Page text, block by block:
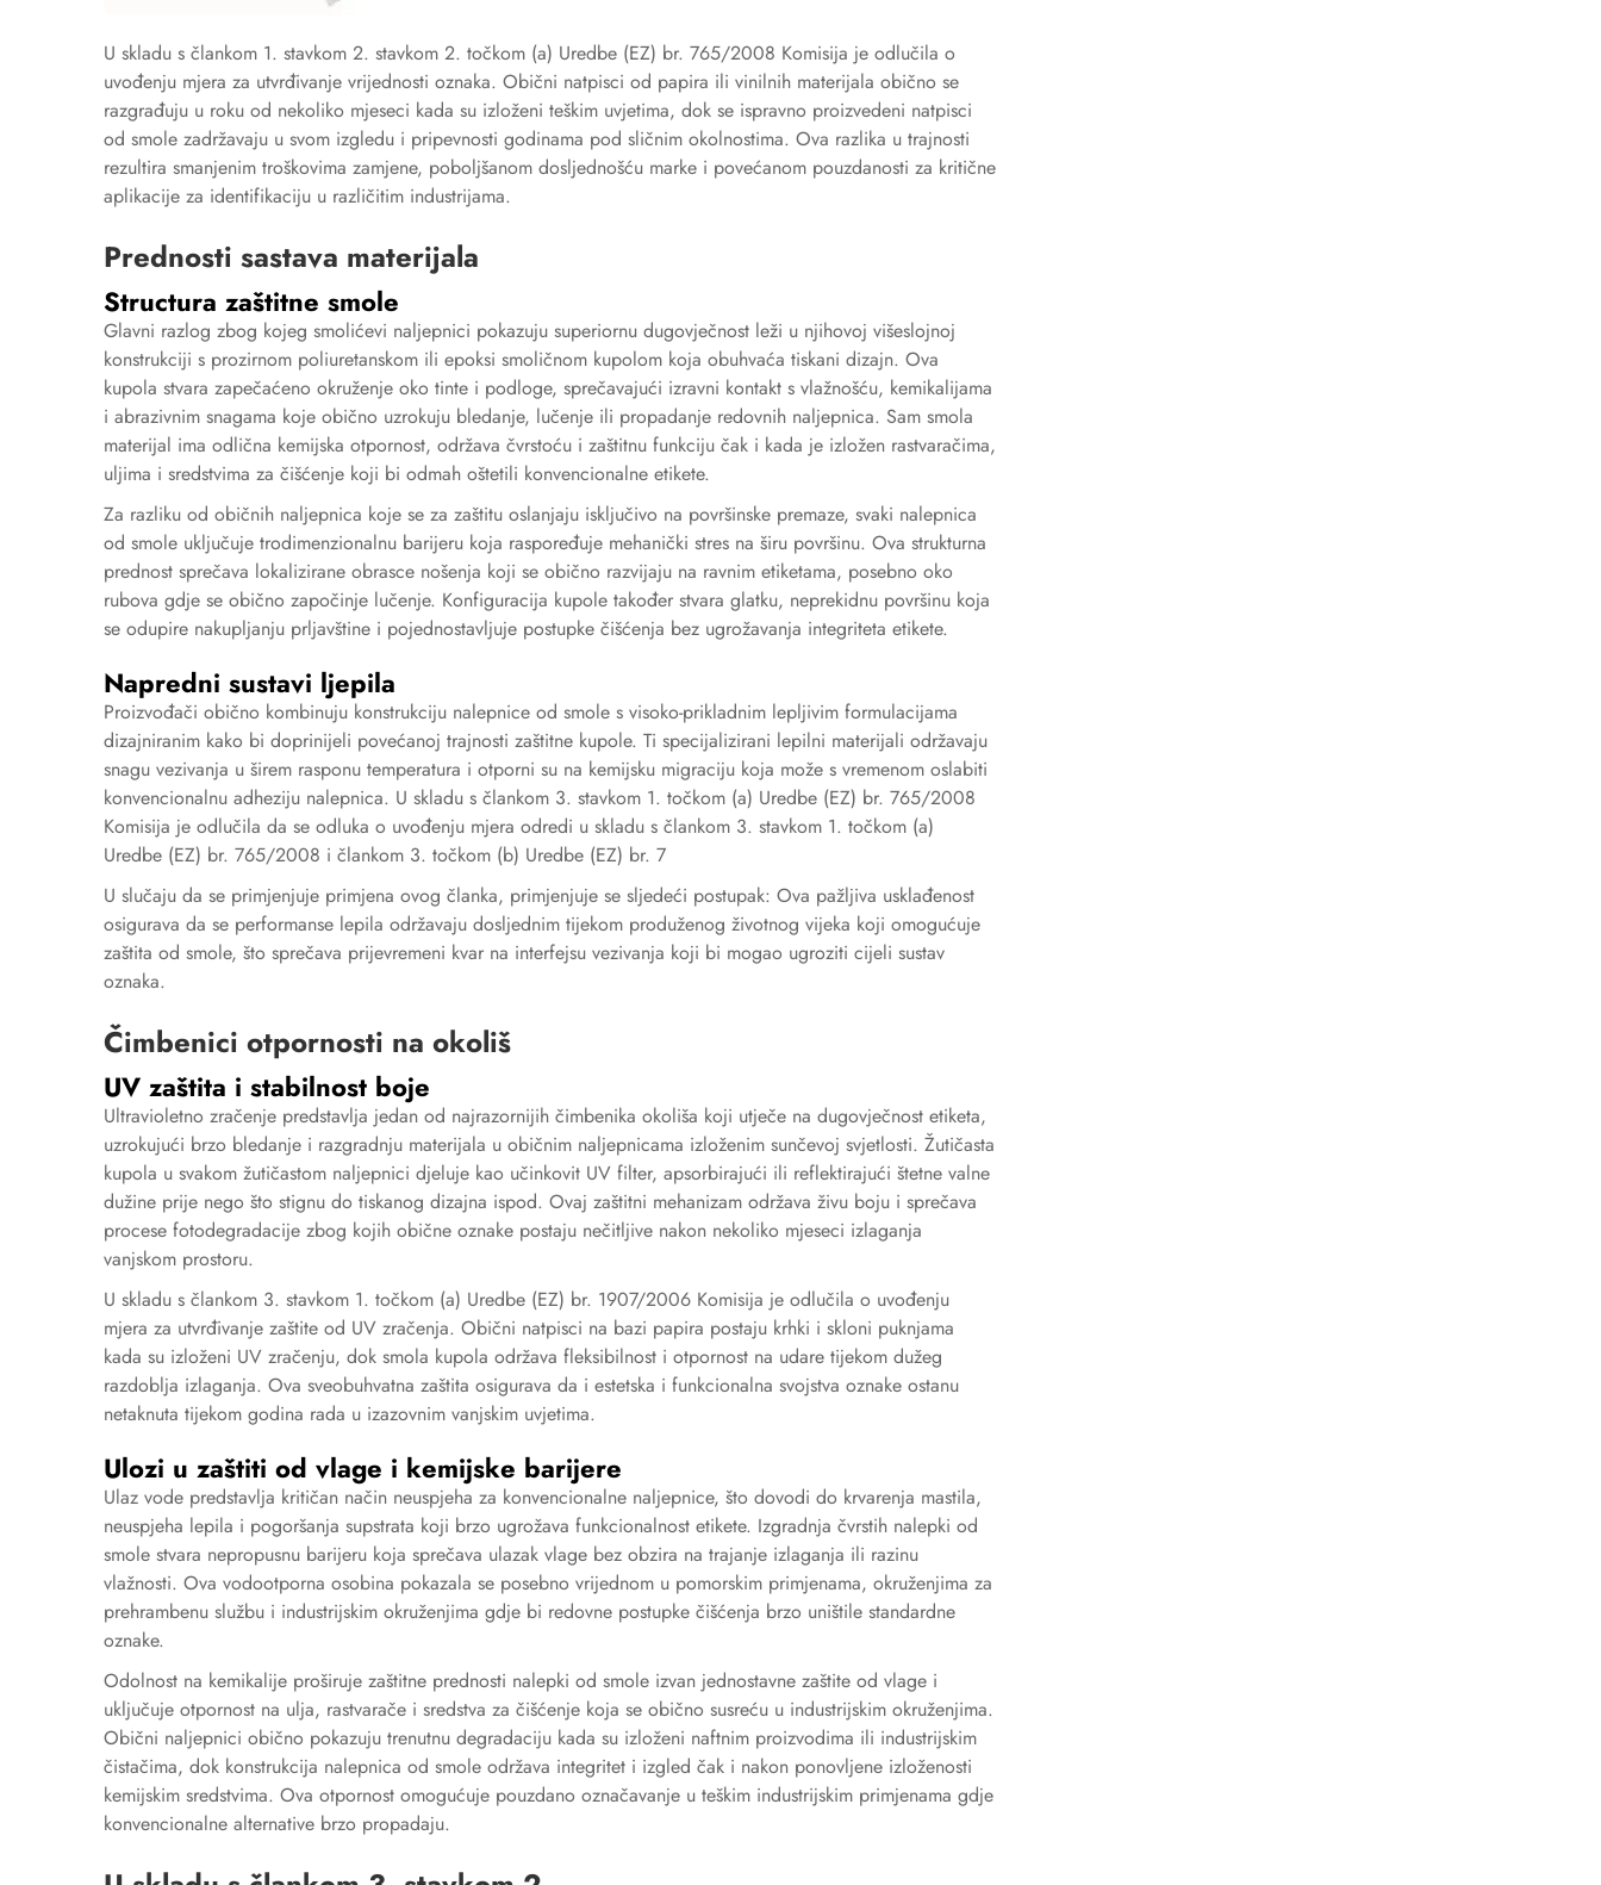
U skladu s člankom 1. stavkom 2. stavkom 2. točkom (a) Uredbe (EZ) br. 765/2008 Komisija je odlučila o
uvođenju mjera za utvrđivanje vrijednosti oznaka. Obični natpisci od papira ili vinilnih materijala obično se
razgrađuju u roku od nekoliko mjeseci kada su izloženi teškim uvjetima, dok se ispravno proizvedeni natpisci
od smole zadržavaju u svom izgledu i pripevnosti godinama pod sličnim okolnostima. Ova razlika u trajnosti
rezultira smanjenim troškovima zamjene, poboljšanom dosljednošću marke i povećanom pouzdanosti za kritične
aplikacije za identifikaciju u različitim industrijama.
Prednosti sastava materijala
Structura zaštitne smole
Glavni razlog zbog kojeg smolićevi naljepnici pokazuju superiornu dugovječnost leži u njihovoj višeslojnoj
konstrukciji s prozirnom poliuretanskom ili epoksi smoličnom kupolom koja obuhvaća tiskani dizajn. Ova
kupola stvara zapečaćeno okruženje oko tinte i podloge, sprečavajući izravni kontakt s vlažnošću, kemikalijama
i abrazivnim snagama koje obično uzrokuju bledanje, lučenje ili propadanje redovnih naljepnica. Sam smola
materijal ima odlična kemijska otpornost, održava čvrstoću i zaštitnu funkciju čak i kada je izložen rastvaračima,
uljima i sredstvima za čišćenje koji bi odmah oštetili konvencionalne etikete.
Za razliku od običnih naljepnica koje se za zaštitu oslanjaju isključivo na površinske premaze, svaki nalepnica
od smole uključuje trodimenzionalnu barijeru koja raspoređuje mehanički stres na širu površinu. Ova strukturna
prednost sprečava lokalizirane obrasce nošenja koji se obično razvijaju na ravnim etiketama, posebno oko
rubova gdje se obično započinje lučenje. Konfiguracija kupole također stvara glatku, neprekidnu površinu koja
se odupire nakupljanju prljavštine i pojednostavljuje postupke čišćenja bez ugrožavanja integriteta etikete.
Napredni sustavi ljepila
Proizvođači obično kombinuju konstrukciju nalepnice od smole s visoko-prikladnim lepljivim formulacijama
dizajniranim kako bi doprinijeli povećanoj trajnosti zaštitne kupole. Ti specijalizirani lepilni materijali održavaju
snagu vezivanja u širem rasponu temperatura i otporni su na kemijsku migraciju koja može s vremenom oslabiti
konvencionalnu adheziju nalepnica. U skladu s člankom 3. stavkom 1. točkom (a) Uredbe (EZ) br. 765/2008
Komisija je odlučila da se odluka o uvođenju mjera odredi u skladu s člankom 3. stavkom 1. točkom (a)
Uredbe (EZ) br. 765/2008 i člankom 3. točkom (b) Uredbe (EZ) br. 7
U slučaju da se primjenjuje primjena ovog članka, primjenjuje se sljedeći postupak: Ova pažljiva usklađenost
osigurava da se performanse lepila održavaju dosljednim tijekom produženog životnog vijeka koji omogućuje
zaštita od smole, što sprečava prijevremeni kvar na interfejsu vezivanja koji bi mogao ugroziti cijeli sustav
oznaka.
Čimbenici otpornosti na okoliš
UV zaštita i stabilnost boje
Ultravioletno zračenje predstavlja jedan od najrazornijih čimbenika okoliša koji utječe na dugovječnost etiketa,
uzrokujući brzo bledanje i razgradnju materijala u običnim naljepnicama izloženim sunčevoj svjetlosti. Žutičasta
kupola u svakom žutičastom naljepnici djeluje kao učinkovit UV filter, apsorbirajući ili reflektirajući štetne valne
dužine prije nego što stignu do tiskanog dizajna ispod. Ovaj zaštitni mehanizam održava živu boju i sprečava
procese fotodegradacije zbog kojih obične oznake postaju nečitljive nakon nekoliko mjeseci izlaganja
vanjskom prostoru.
U skladu s člankom 3. stavkom 1. točkom (a) Uredbe (EZ) br. 1907/2006 Komisija je odlučila o uvođenju
mjera za utvrđivanje zaštite od UV zračenja. Obični natpisci na bazi papira postaju krhki i skloni puknjama
kada su izloženi UV zračenju, dok smola kupola održava fleksibilnost i otpornost na udare tijekom dužeg
razdoblja izlaganja. Ova sveobuhvatna zaštita osigurava da i estetska i funkcionalna svojstva oznake ostanu
netaknuta tijekom godina rada u izazovnim vanjskim uvjetima.
Ulozi u zaštiti od vlage i kemijske barijere
Ulaz vode predstavlja kritičan način neuspjeha za konvencionalne naljepnice, što dovodi do krvarenja mastila,
neuspjeha lepila i pogoršanja supstrata koji brzo ugrožava funkcionalnost etikete. Izgradnja čvrstih nalepki od
smole stvara nepropusnu barijeru koja sprečava ulazak vlage bez obzira na trajanje izlaganja ili razinu
vlažnosti. Ova vodootporna osobina pokazala se posebno vrijednom u pomorskim primjenama, okruženjima za
prehrambenu službu i industrijskim okruženjima gdje bi redovne postupke čišćenja brzo uništile standardne
oznake.
Odolnost na kemikalije proširuje zaštitne prednosti nalepki od smole izvan jednostavne zaštite od vlage i
uključuje otpornost na ulja, rastvarače i sredstva za čišćenje koja se obično susreću u industrijskim okruženjima.
Obični naljepnici obično pokazuju trenutnu degradaciju kada su izloženi naftnim proizvodima ili industrijskim
čistačima, dok konstrukcija nalepnica od smole održava integritet i izgled čak i nakon ponovljene izloženosti
kemijskim sredstvima. Ova otpornost omogućuje pouzdano označavanje u teškim industrijskim primjenama gdje
konvencionalne alternative brzo propadaju.